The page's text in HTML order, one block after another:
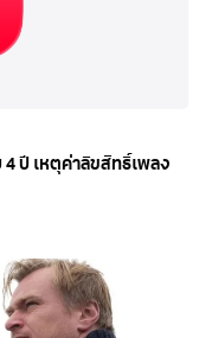
ปี เหตุค่าลิขสิทธิ์เพลง